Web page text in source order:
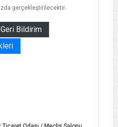
gerçekleştirilecektir.
Geri Bildirim